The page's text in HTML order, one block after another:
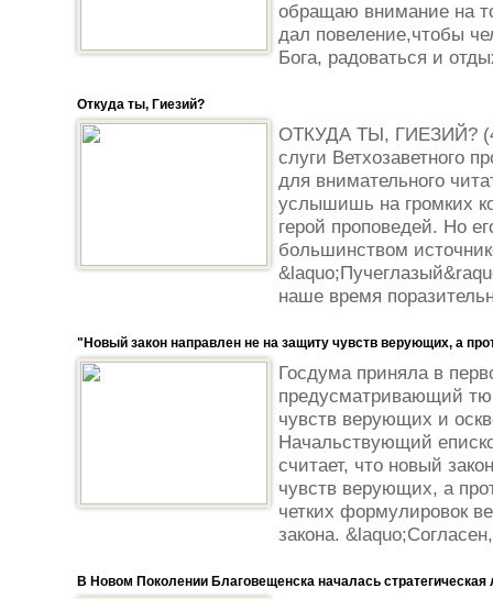
обращаю внимание на
дал повеление,чтобы
Бога, радоваться и
Откуда ты, Гиезий?
ОТКУДА ТЫ, ГИЕЗИЙ? (4
слуги Ветхозаветного
для внимательного
услышишь на громких
герой проповедей. Но
большинством
наше время
"Новый закон направлен не на защиту чувств верующих, а
Госдума приняла в
предусматривающий
чувств верующих и
Начальствующий
считает, что новый
чувств верующих, а
четких формулировок
закона.
В Новом Поколении Благовещенска началась стратегическая